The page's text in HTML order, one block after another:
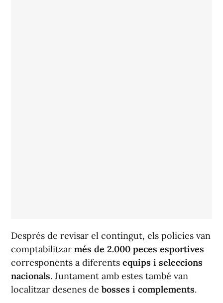
Després de revisar el contingut, els policies van
comptabilitzar més de 2.000 peces esportives
corresponents a diferents equips i seleccions
nacionals. Juntament amb estes també van
localitzar desenes de bosses i complements.